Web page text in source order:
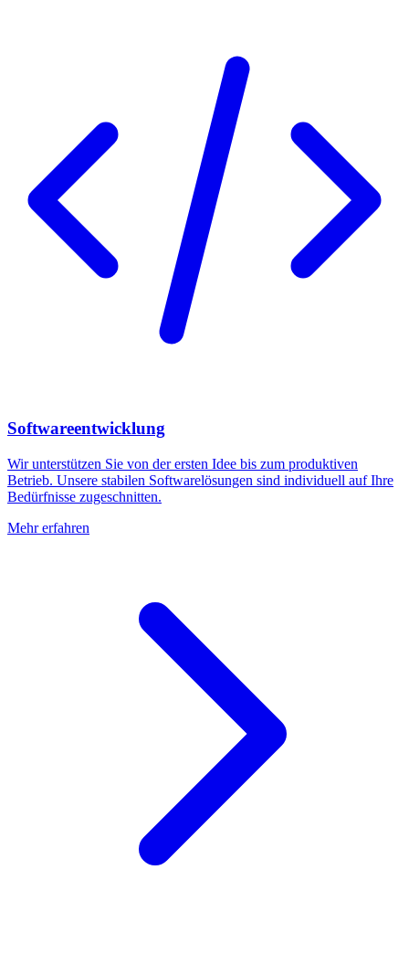
Softwareentwicklung
Wir unterstützen Sie von der ersten Idee bis zum produktiven
Betrieb. Unsere stabilen Softwarelösungen sind individuell auf Ihre
Bedürfnisse zugeschnitten.
Mehr erfahren